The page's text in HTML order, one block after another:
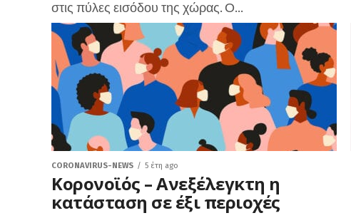
στις πύλες εισόδου της χώρας. Ο...
CORONAVIRUS-NEWS 5 έτη ago
Κορονοϊός – Ανεξέλεγκτη η
κατάσταση σε έξι περιοχές